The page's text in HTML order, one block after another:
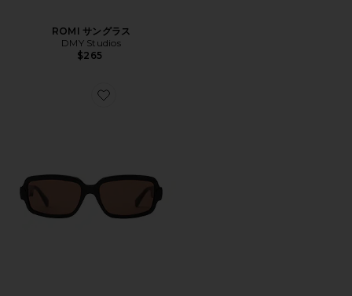
ROMI サングラス
DMY Studios
$265
Favorite SYLVIA サングラス